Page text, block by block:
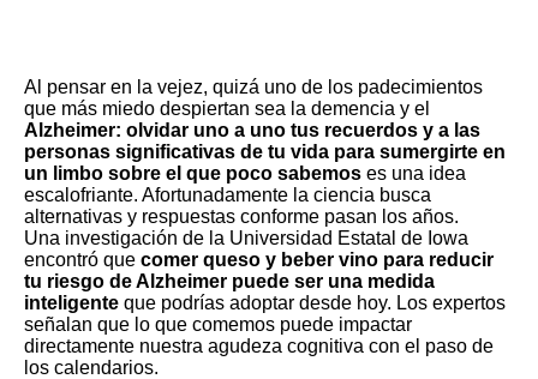
Al pensar en la vejez, quizá uno de los padecimientos
que más miedo despiertan sea la demencia y el
Alzheimer: olvidar uno a uno tus recuerdos y a las
personas significativas de tu vida para sumergirte en
un limbo sobre el que poco sabemos es una idea
escalofriante. Afortunadamente la ciencia busca
alternativas y respuestas conforme pasan los años.
Una investigación de la Universidad Estatal de Iowa
encontró que comer queso y beber vino para reducir
tu riesgo de Alzheimer puede ser una medida
inteligente que podrías adoptar desde hoy. Los expertos
señalan que lo que comemos puede impactar
directamente nuestra agudeza cognitiva con el paso de
los calendarios.